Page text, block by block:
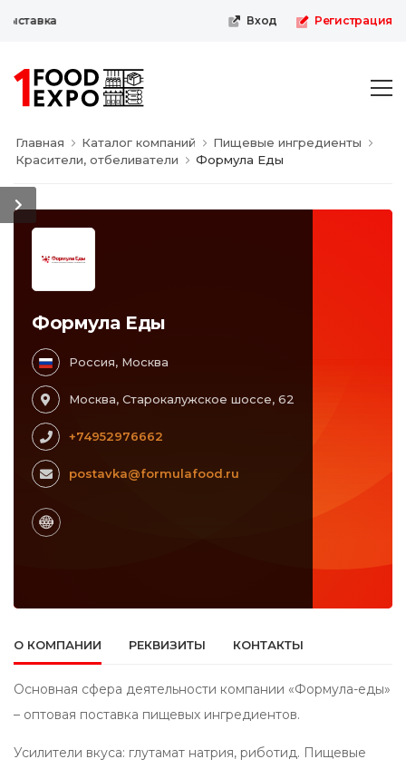
Вход Регистрация
Главная Каталог компаний
Пищевые ингредиенты
Красители, отбеливатели
Формула Еды
Формула Еды
Россия, Москва
Москва, Старокалужское шоссе, 62
+74952976662
postavka@formulafood.ru
О КОМПАНИИ РЕКВИЗИТЫ КОНТАКТЫ
Основная сфера деятельности компании «Формула-еды»
– оптовая поставка пищевых ингредиентов.
Усилители вкуса: глутамат натрия, риботид. Пищевые